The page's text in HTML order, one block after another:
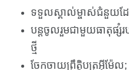
ទទួលស្គាល់ម្ចាស់ជំនួយដ
បន្តចូលរួមជាមួយធាតុផ្
ថ្មី
ចែកចាយព្រឹត្តិបត្រអ៊ីម៉ែល;